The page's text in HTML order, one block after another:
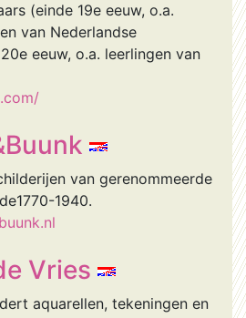
(einde 19e eeuw, o.a.
van Nederlandse
eeuw, o.a. leerlingen van
van gerenommeerde
1940.
Vries
aquarellen, tekeningen en